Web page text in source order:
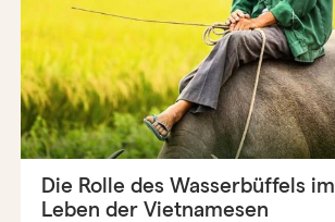
Die Rolle des Wasserbüffels im
Leben der Vietnamesen